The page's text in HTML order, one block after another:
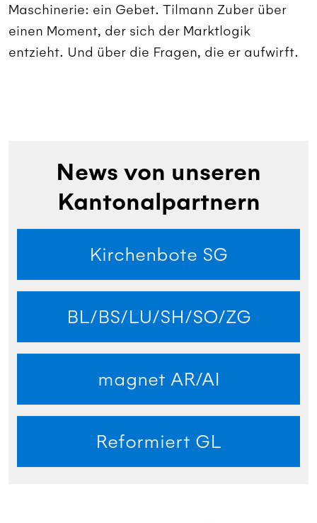
Maschinerie: ein Gebet. Tilmann Zuber über
einen Moment, der sich der Marktlogik
entzieht. Und über die Fragen, die er aufwirft.
News von unseren
Kantonalpartnern
Kirchenbote SG
BL/BS/LU/SH/SO/ZG
magnet AR/AI
Reformiert GL